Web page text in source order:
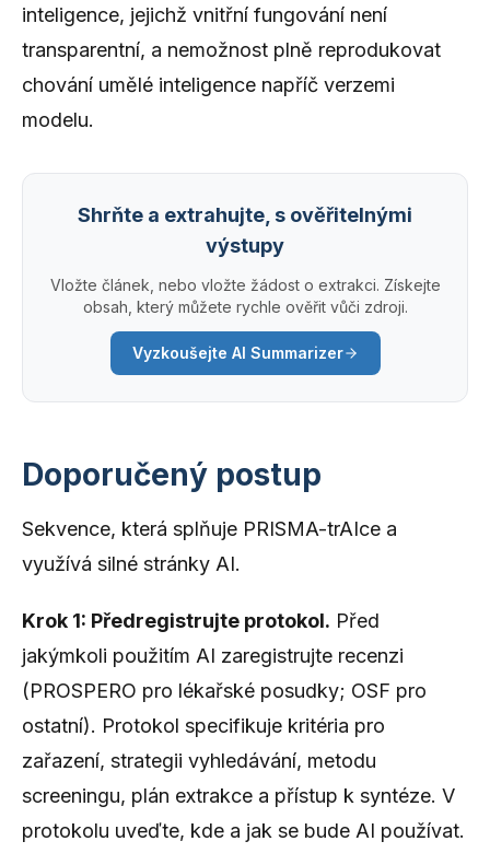
inteligence, jejichž vnitřní fungování není
transparentní, a nemožnost plně reprodukovat
chování umělé inteligence napříč verzemi
modelu.
Shrňte a extrahujte, s ověřitelnými
výstupy
Vložte článek, nebo vložte žádost o extrakci. Získejte
obsah, který můžete rychle ověřit vůči zdroji.
Vyzkoušejte AI Summarizer
Doporučený postup
Sekvence, která splňuje PRISMA-trAIce a
využívá silné stránky AI.
Krok 1: Předregistrujte protokol. Před
jakýmkoli použitím AI zaregistrujte recenzi
(PROSPERO pro lékařské posudky; OSF pro
ostatní). Protokol specifikuje kritéria pro
zařazení, strategii vyhledávání, metodu
screeningu, plán extrakce a přístup k syntéze. V
protokolu uveďte, kde a jak se bude AI používat.